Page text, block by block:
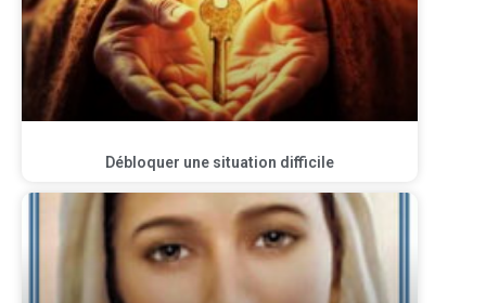
Débloquer une situation difficile